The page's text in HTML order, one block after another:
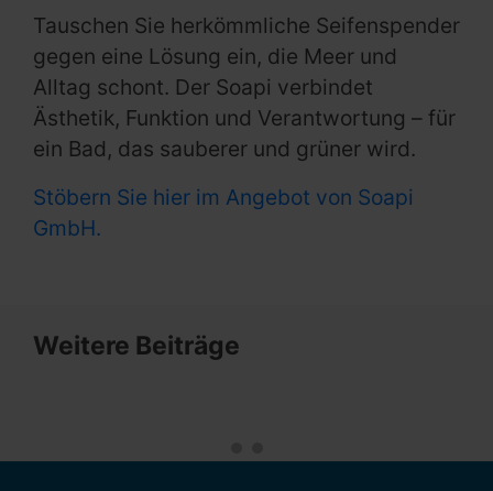
Tauschen Sie herkömmliche Seifenspender
gegen eine Lösung ein, die Meer und
Alltag schont. Der Soapi verbindet
Ästhetik, Funktion und Verantwortung – für
ein Bad, das sauberer und grüner wird.
Stöbern Sie hier im Angebot von Soapi
GmbH.
Weitere Beiträge